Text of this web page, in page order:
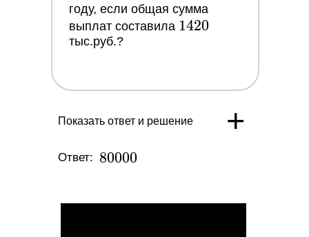
году, если общая сумма
выплат составила 1420
1420
тыс.руб.?
Показать ответ и решение +
Ответ: 80
80000